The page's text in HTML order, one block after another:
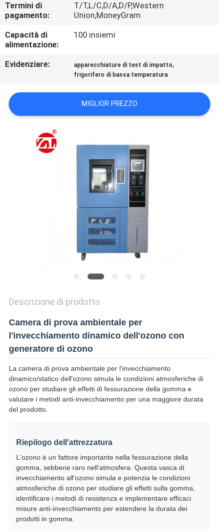
NOTIZIE
UNA
VR
SHOW
Termini di
pagamento:
T/T,L/C,D/A,D/P,Western
Union,MoneyGram
Capacità di
alimentazione:
100 insiemi
Evidenziare: apparecchiature di test di impatto,
frigorifero di bassa temperatura
MIGLIOR PREZZO
Descrizione di prodotto
Camera di prova ambientale per
l'invecchiamento dinamico dell'ozono con
generatore di ozono
La camera di prova ambientale per l'invecchiamento
dinamico/statico dell'ozono simula le condizioni atmosferiche di
ozono per studiare gli effetti di fessurazione della gomma e
valutare i metodi anti-invecchiamento per una maggiore durata
del prodotto.
Riepilogo dell'attrezzatura
L'ozono è un fattore importante nella fessurazione della
gomma, sebbene raro nell'atmosfera. Questa vasca di
invecchiamento all'ozono simula e potenzia le condizioni
atmosferiche di ozono per studiare gli effetti sulla gomma,
identificare i metodi di resistenza e implementare efficaci
misure anti-invecchiamento per estendere la durata dei
prodotti in gomma.